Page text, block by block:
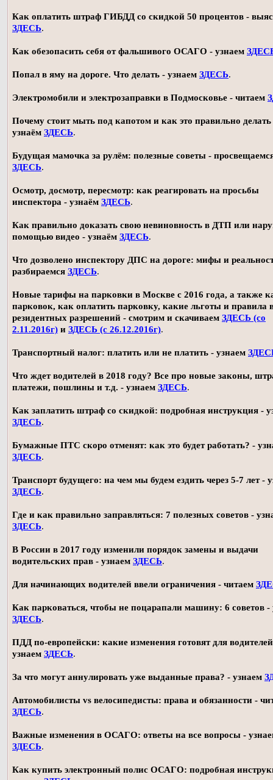
Как оплатить штраф ГИБДД со скидкой 50 процентов -
ЗДЕСЬ.
Как обезопасить себя от фальшивого ОСАГО - узнаем
Попал в яму на дороге. Что делать - узнаем ЗДЕСЬ.
Электромобили и электрозаправки в Подмосковье - читаем
Почему стоит мыть под капотом и как это правильно делать
узнаём ЗДЕСЬ.
Будущая мамочка за рулём: полезные советы -
ЗДЕСЬ.
Осмотр, досмотр, пересмотр: как реагировать на просьбы
инспектора - узнаём ЗДЕСЬ.
Как правильно доказать свою невиновность в ДТП или
помощью видео - узнаём ЗДЕСЬ.
Что дозволено инспектору ДПС на дороге: мифы и
разбираемся ЗДЕСЬ.
Новые тарифы на парковки в Москве с 2016 года, а также
парковок, как оплатить парковку, какие льготы и правила
резидентных разрешений - смотрим и скачиваем ЗДЕСЬ (со
2.11.2016г) и ЗДЕСЬ (с 26.12.2016г).
Транспортный налог: платить или не платить - узнаем
Что ждет водителей в 2018 году? Все про новые законы,
платежи, пошлины и т.д. - узнаем ЗДЕСЬ.
Как заплатить штраф со скидкой: подробная инструкция -
ЗДЕСЬ.
Бумажные ПТС скоро отменят: как это будет работать? -
ЗДЕСЬ.
Транспорт будущего: на чем мы будем ездить через 5-7 лет -
ЗДЕСЬ.
Где и как правильно заправляться: 7 полезных советов -
ЗДЕСЬ.
В России в 2017 году изменили порядок замены и выдачи
водительских прав - узнаем ЗДЕСЬ.
Для начинающих водителей ввели ограничения - читаем
Как парковаться, чтобы не поцарапали машину: 6 советов -
ЗДЕСЬ.
ПДД по-европейски: какие изменения готовят для
узнаем ЗДЕСЬ.
За что могут аннулировать уже выданные права? - узнаем
Автомобилисты vs велосипедисты: права и обязанности -
ЗДЕСЬ.
Важные изменения в ОСАГО: ответы на все вопросы -
ЗДЕСЬ.
Как купить электронный полис ОСАГО: подробная